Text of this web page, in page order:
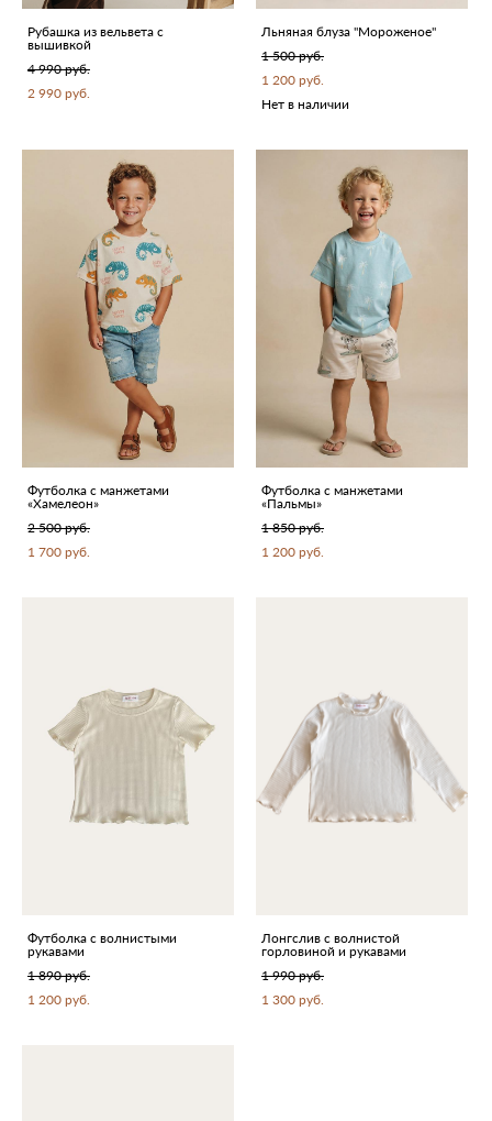
Рубашка из вельвета с
вышивкой
4 990 pуб.
2 990 pуб.
Льняная блуза "Мороженое"
1 500 pуб.
1 200 pуб.
Нет в наличии
Футболка с манжетами
«Хамелеон»
2 500 pуб.
1 700 pуб.
Футболка с манжетами
«Пальмы»
1 850 pуб.
1 200 pуб.
Футболка с волнистыми
рукавами
1 890 pуб.
1 200 pуб.
Лонгслив с волнистой
горловиной и рукавами
1 990 pуб.
1 300 pуб.